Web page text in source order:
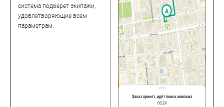
система подберет экипажи,
удовлетворяющие всем
параметрам.